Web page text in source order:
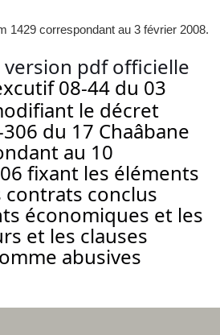
1429 correspondant au 3 février 2008.
version pdf officielle
08-44 du 03
le décret
du 17 Chaâbane
au 10
fixant les éléments
contrats conclus
économiques et les
et les clauses
abusives